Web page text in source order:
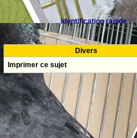
Identification rapide :
Divers
Imprimer ce sujet